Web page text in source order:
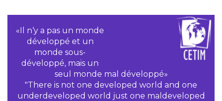
«Il n‘y a pas un monde
développé et un
monde sous-
développé, mais un
seul monde mal développé»
"There is not one developed world and one
underdeveloped world just one maldeveloped